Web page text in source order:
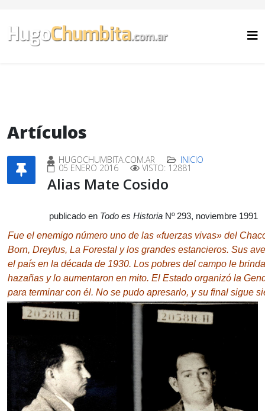
Artículos
HUGOCHUMBITA.COM.AR INICIO
05 ENERO 2016 VISTO: 12881
Alias Mate Cosido
publicado en Todo es Historia Nº 293, noviembre 1991
Fue el enemigo número uno de las «fuerzas vivas» del
Born, Dreyfus, La Forestal y los grandes estancieros. Sus
el país en la década de 1930. Los pobres del campo le
hazañas y lo aumentaron en mito. El Estado organizó la
para terminar con él. No se pudo apresarlo, y su final sigue